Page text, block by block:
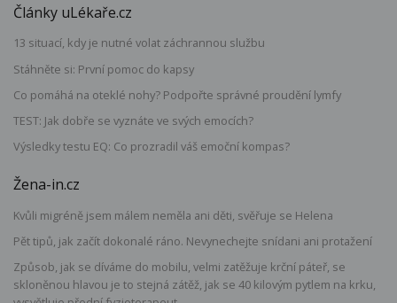
Články uLékaře.cz
13 situací, kdy je nutné volat záchrannou službu
Stáhněte si: První pomoc do kapsy
Co pomáhá na oteklé nohy? Podpořte správné proudění lymfy
TEST: Jak dobře se vyznáte ve svých emocích?
Výsledky testu EQ: Co prozradil váš emoční kompas?
Žena-in.cz
Kvůli migréně jsem málem neměla ani děti, svěřuje se Helena
Pět tipů, jak začít dokonalé ráno. Nevynechejte snídani ani protažení
Způsob, jak se díváme do mobilu, velmi zatěžuje krční páteř, se
skloněnou hlavou je to stejná zátěž, jak se 40 kilovým pytlem na krku,